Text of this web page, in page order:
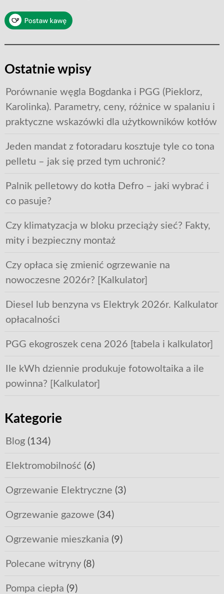
Ostatnie wpisy
Porównanie węgla Bogdanka i PGG (Pieklorz,
Karolinka). Parametry, ceny, różnice w spalaniu i
praktyczne wskazówki dla użytkowników kotłów
Jeden mandat z fotoradaru kosztuje tyle co tona
pelletu – jak się przed tym uchronić?
Palnik pelletowy do kotła Defro – jaki wybrać i
co pasuje?
Czy klimatyzacja w bloku przeciąży sieć? Fakty,
mity i bezpieczny montaż
Czy opłaca się zmienić ogrzewanie na
nowoczesne 2026r? [Kalkulator]
Diesel lub benzyna vs Elektryk 2026r. Kalkulator
opłacalności
PGG ekogroszek cena 2026 [tabela i kalkulator]
Ile kWh dziennie produkuje fotowoltaika a ile
powinna? [Kalkulator]
Kategorie
Blog(134)
Elektromobilność (6)
Ogrzewanie Elektryczne (3)
Ogrzewanie gazowe (34)
Ogrzewanie mieszkania (9)
Polecane witryny(8)
Pompa ciepła (9)